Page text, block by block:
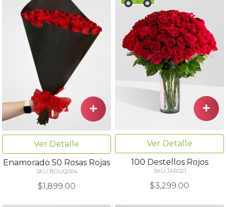
Ver Detalle
Enamorado 50 Rosas Rojas
SKU BOUQ004
$1,899.00
Ver Detalle
100 Destellos Rojos
SKU JAR021
$3,299.00